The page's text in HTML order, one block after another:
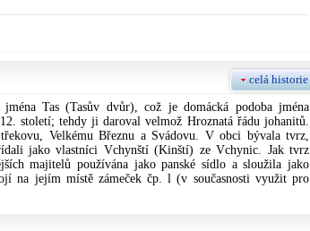
celá historie
Tas (Tasův dvůr), což je domácká podoba jména
století; tehdy ji daroval velmož Hroznatá řádu johanitů.
Velkému Březnu a Svádovu. V obci bývala tvrz,
jako vlastníci Vchynští (Kinští) ze Vchynic. Jak tvrz
majitelů použí­vána jako panské sídlo a sloužila jako
na jejím místě zámeček čp. l (v současnosti využit pro